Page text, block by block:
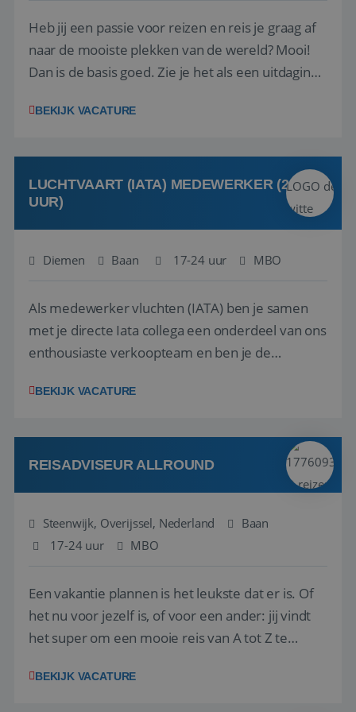
Heb jij een passie voor reizen en reis je graag af
naar de mooiste plekken van de wereld? Mooi!
Dan is de basis goed. Zie je het als een uitdaging
het samenstellen en boeken van de perfecte
deze onderdelen zijn nu samen gevoegd...
BEKIJK VACATURE
LUCHTVAART (IATA) MEDEWERKER (24-32
UUR)
Diemen Baan 17-24 uur MBO
Als medewerker vluchten (IATA) ben je samen
met je directe Iata collega een onderdeel van ons
enthousiaste verkoopteam en ben je de
en tarieven waar je collega’s niet uitkomen.
kwaliteitsbewaking van alles wat met IATA te m...
BEKIJK VACATURE
REISADVISEUR ALLROUND
Steenwijk, Overijssel, Nederland
Baan
17-24 uur
MBO
Een vakantie plannen is het leukste dat er is. Of
het nu voor jezelf is, of voor een ander: jij vindt
het super om een mooie reis van A tot Z te
vakantiegangers de meest prachtige plekjes op
BEKIJK VACATURE